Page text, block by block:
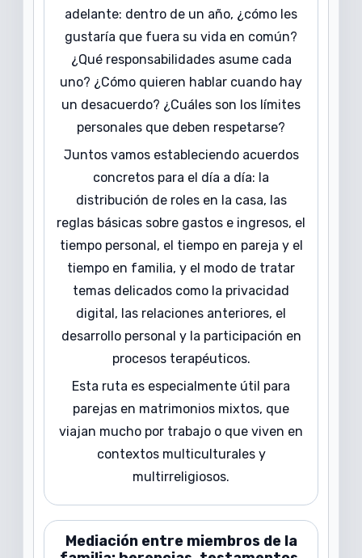
adelante: dentro de un año, ¿cómo les
gustaría que fuera su vida en común?
¿Qué responsabilidades asume cada
uno? ¿Cómo quieren hablar cuando hay
un desacuerdo? ¿Cuáles son los límites
personales que deben respetarse?
Juntos vamos estableciendo acuerdos
concretos para el día a día: la
distribución de roles en la casa, las
reglas básicas sobre gastos e ingresos, el
tiempo personal, el tiempo en pareja y el
tiempo en familia, y el modo de tratar
temas delicados como la privacidad
digital, las relaciones anteriores, el
desarrollo personal y la participación en
procesos terapéuticos.
Esta ruta es especialmente útil para
parejas en matrimonios mixtos, que
viajan mucho por trabajo o que viven en
contextos multiculturales y
multirreligiosos.
Mediación entre miembros de la